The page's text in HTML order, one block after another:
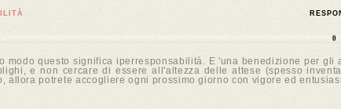
0
modo questo significa iperresponsabilità. E 'una benedizione per
e non cercare di essere all'altezza delle attese (spesso
allora potrete accogliere ogni prossimo giorno con vigore ed